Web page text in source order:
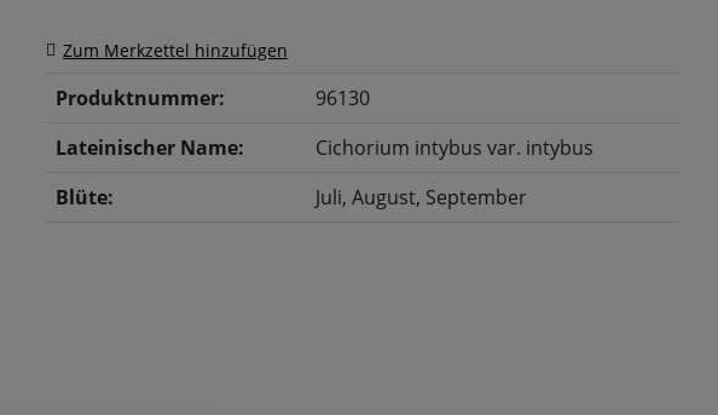
Zum Merkzettel hinzufügen
Produktnummer:
96130
Lateinischer Name:
Cichorium intybus var. intybus
Blüte:
Juli, August, September